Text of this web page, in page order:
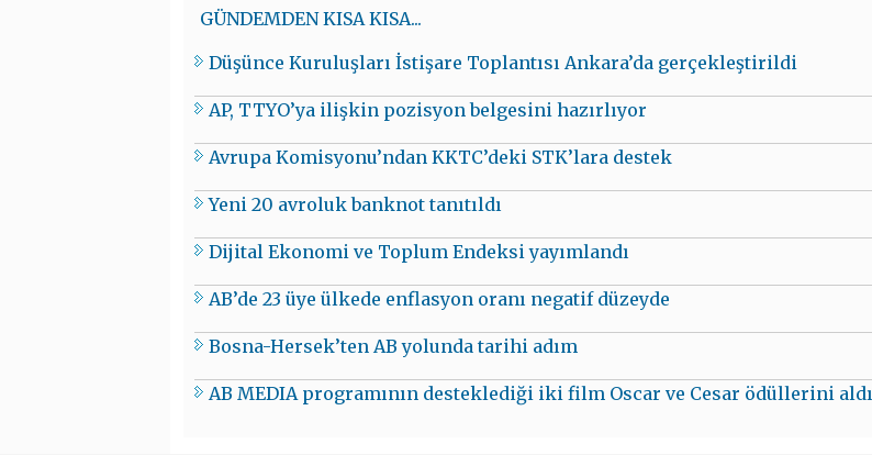
GÜNDEMDEN KISA KISA...
Düşünce Kuruluşları İstişare Toplantısı Ankara’da gerçekleştirildi
AP, TTYO’ya ilişkin pozisyon belgesini hazırlıyor
Avrupa Komisyonu’ndan KKTC’deki STK’lara destek
Yeni 20 avroluk banknot tanıtıldı
Dijital Ekonomi ve Toplum Endeksi yayımlandı
AB’de 23 üye ülkede enflasyon oranı negatif düzeyde
Bosna-Hersek’ten AB yolunda tarihi adım
AB MEDIA programının desteklediği iki film Oscar ve Cesar ödüllerini aldı